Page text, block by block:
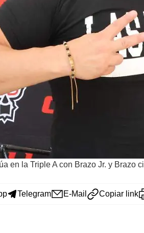
en la Triple A con Brazo Jr. y Brazo
Telegram E-Mail Copiar link